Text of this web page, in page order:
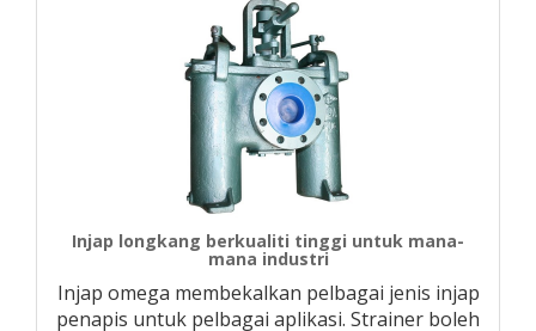
Injap longkang berkualiti tinggi untuk mana-
mana industri
Injap omega membekalkan pelbagai jenis injap
penapis untuk pelbagai aplikasi. Strainer boleh